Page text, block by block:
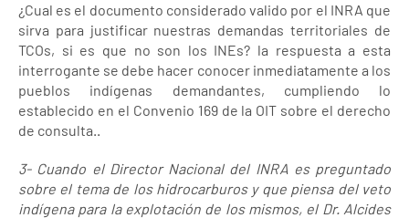
¿Cual es el documento considerado valido por el INRA que
sirva para justificar nuestras demandas territoriales de
TCOs, si es que no son los INEs? la respuesta a esta
interrogante se debe hacer conocer inmediatamente a los
pueblos indígenas demandantes, cumpliendo lo
establecido en el Convenio 169 de la OIT sobre el derecho
de consulta..
3- Cuando el Director Nacional del INRA es preguntado
sobre el tema de los hidrocarburos y que piensa del veto
indígena para la explotación de los mismos, el Dr. Alcides